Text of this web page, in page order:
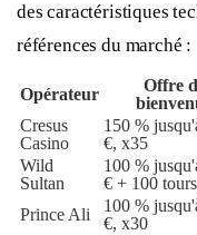
des caractéristiques
références du marché :
Opérateur
Offre
Cresus
Casino
150 %
€, x35
Wild
Sultan
100 %
€ + 100
Prince Ali
100 %
€, x30